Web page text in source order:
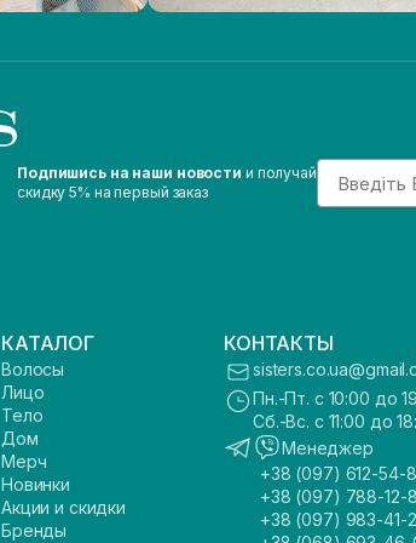
Подпишись на наши новости и получай
скидку 5% на первый заказ
Email
КАТАЛОГ
Волосы
Лицо
Тело
Дом
Мерч
Новинки
Акции и скидки
Бренды
КОНТАКТЫ
Пн.-Пт. с 10:00 до
Сб.-Вс. с 11:00 до
Менеджер
+38 (097) 612-54-
+38 (097) 788-12-
+38 (097) 983-41-